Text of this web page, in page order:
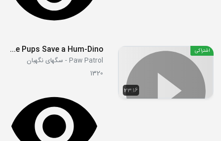
23:16
اشتراکی S07E08 - Dino Rescue Pups Save a Hum-Dino
Paw Patrol - سگهای نگهبان
1320